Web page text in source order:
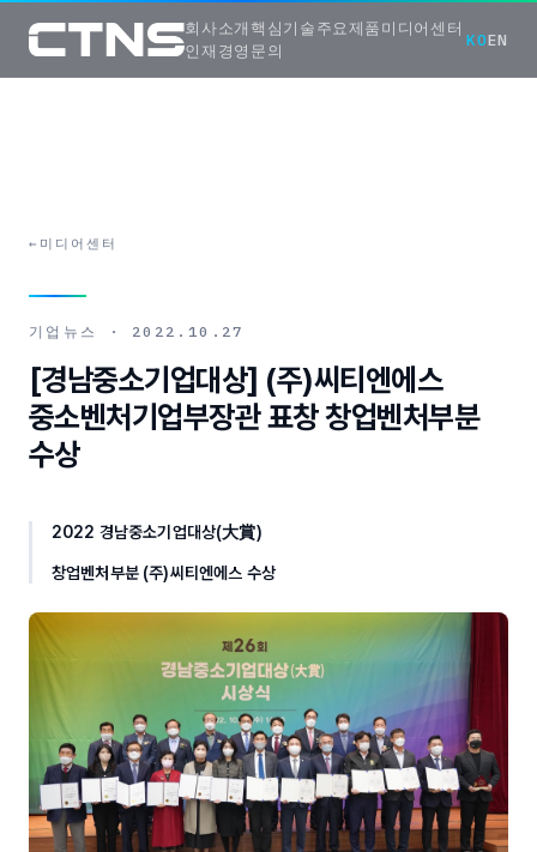
회사소개 핵심기술주요제품미디어센터
인재경영 문의
KOEN
← 미디어센터
기업뉴스 · 2022.10.27
[경남중소기업대상] (주)씨티엔에스
중소벤처기업부장관 표창 창업벤처부분
수상
2022 경남중소기업대상(大賞)
창업벤처부분 (주)씨티엔에스 수상